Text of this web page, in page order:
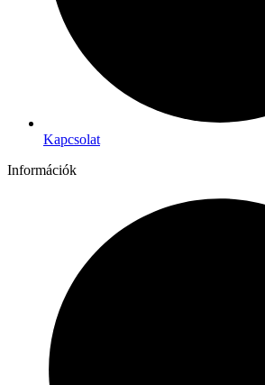
Kapcsolat
Információk